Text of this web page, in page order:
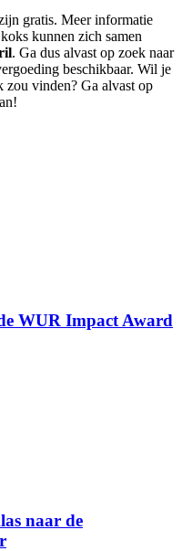
gratis. Meer informatie
kunnen zich samen
. Ga dus alvast op zoek naar
beschikbaar. Wil je
zou vinden? Ga alvast op
WUR Impact Award
naar de